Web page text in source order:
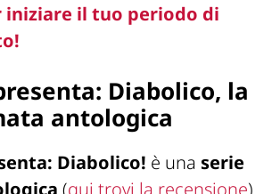
iniziare il tuo periodo di
Diabolico, la
antologica
Diabolico! è una serie